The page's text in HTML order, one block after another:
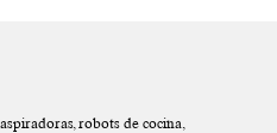
robots de cocina,